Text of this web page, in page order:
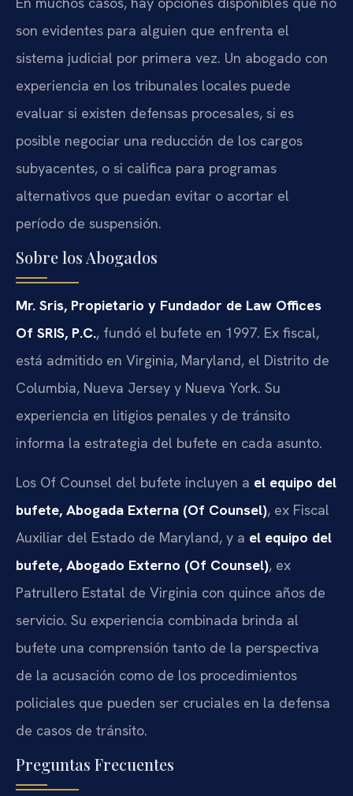
son evidentes para alguien que enfrenta el
sistema judicial por primera vez. Un abogado con
experiencia en los tribunales locales puede
evaluar si existen defensas procesales, si es
posible negociar una reducción de los cargos
subyacentes, o si califica para programas
alternativos que puedan evitar o acortar el
período de suspensión.
Sobre los Abogados
Mr. Sris, Propietario y Fundador de Law Offices
Of SRIS, P.C., fundó el bufete en 1997. Ex fiscal,
está admitido en Virginia, Maryland, el Distrito de
Columbia, Nueva Jersey y Nueva York. Su
experiencia en litigios penales y de tránsito
informa la estrategia del bufete en cada asunto.
Los Of Counsel del bufete incluyen a el equipo del
bufete, Abogada Externa (Of Counsel), ex Fiscal
Auxiliar del Estado de Maryland, y a el equipo del
bufete, Abogado Externo (Of Counsel), ex
Patrullero Estatal de Virginia con quince años de
servicio. Su experiencia combinada brinda al
bufete una comprensión tanto de la perspectiva
de la acusación como de los procedimientos
policiales que pueden ser cruciales en la defensa
de casos de tránsito.
Preguntas Frecuentes